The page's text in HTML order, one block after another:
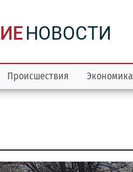
НОВОСТИ
Происшествия Экономика